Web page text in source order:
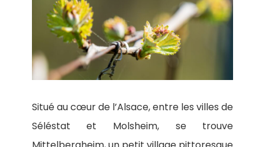
Situé au cœur de l’Alsace, entre les villes de
Séléstat et Molsheim, se trouve